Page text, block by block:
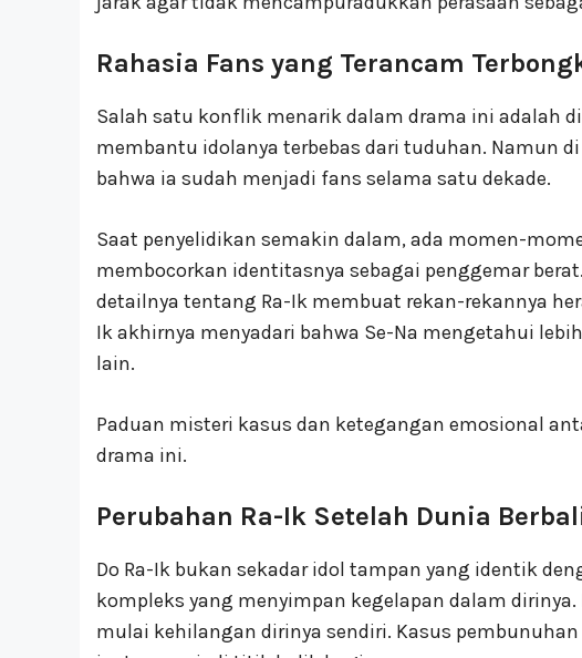
Rahasia Fans yang Terancam
Salah satu konflik menarik dalam drama ini adalah
membantu idolanya terbebas dari tuduhan. Namun
bahwa ia sudah menjadi fans selama satu dekade.
Saat penyelidikan semakin dalam, ada momen-
membocorkan identitasnya sebagai penggemar
detailnya tentang Ra-Ik membuat rekan-rekannya
Ik akhirnya menyadari bahwa Se-Na mengetahui
lain.
Paduan misteri kasus dan ketegangan emosional
drama ini.
Perubahan Ra-Ik Setelah Dunia
Do Ra-Ik bukan sekadar idol tampan yang identik
kompleks yang menyimpan kegelapan dalam
mulai kehilangan dirinya sendiri. Kasus